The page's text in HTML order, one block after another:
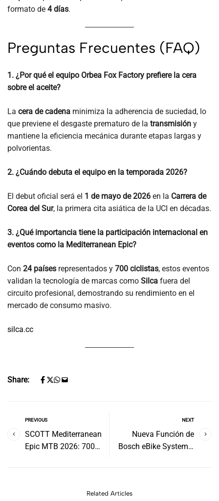
formato de 4 días.
Preguntas Frecuentes (FAQ)
1. ¿Por qué el equipo Orbea Fox Factory prefiere la cera
sobre el aceite?
La cera de cadena minimiza la adherencia de suciedad, lo
que previene el desgaste prematuro de la transmisión y
mantiene la eficiencia mecánica durante etapas largas y
polvorientas.
2. ¿Cuándo debuta el equipo en la temporada 2026?
El debut oficial será el 1 de mayo de 2026 en la Carrera de
Corea del Sur, la primera cita asiática de la UCI en décadas.
3. ¿Qué importancia tiene la participación internacional en
eventos como la Mediterranean Epic?
Con 24 países representados y 700 ciclistas, estos eventos
validan la tecnología de marcas como Silca fuera del
circuito profesional, demostrando su rendimiento en el
mercado de consumo masivo.
silca.cc
Share:
PREVIOUS
SCOTT Mediterranean
Epic MTB 2026: 700
NEXT
Nueva Función de
Bosch eBike Systems:
Related Articles